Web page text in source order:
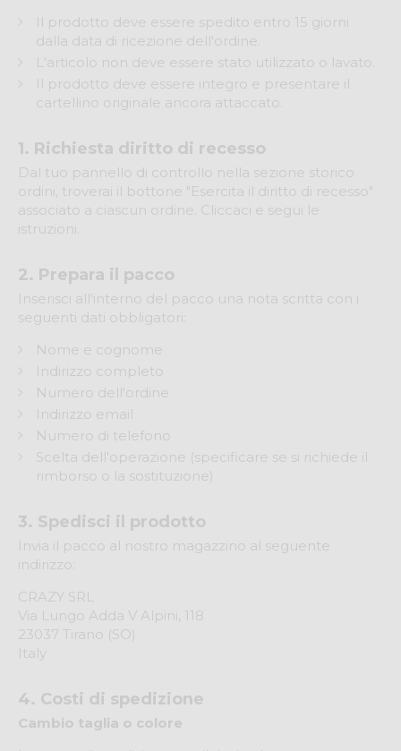
Il prodotto deve essere spedito entro 15 giorni
dalla data di ricezione dell'ordine.
L'articolo non deve essere stato utilizzato o lavato.
Il prodotto deve essere integro e presentare il
cartellino originale ancora attaccato.
1. Richiesta diritto di recesso
Dal tuo pannello di controllo nella sezione storico
ordini, troverai il bottone "Esercita il diritto di recesso"
associato a ciascun ordine. Cliccaci e segui le
istruzioni.
2. Prepara il pacco
Inserisci all'interno del pacco una nota scritta con i
seguenti dati obbligatori:
Nome e cognome
Indirizzo completo
Numero dell'ordine
Indirizzo email
Numero di telefono
Scelta dell'operazione (specificare se si richiede il
rimborso o la sostituzione)
3. Spedisci il prodotto
Invia il pacco al nostro magazzino al seguente
indirizzo:
CRAZY SRL
Via Lungo Adda V Alpini, 118
23037 Tirano (SO)
Italy
4. Costi di spedizione
Cambio taglia o colore